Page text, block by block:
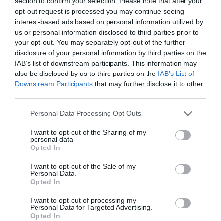
opt-out request is processed you may continue seeing
interest-based ads based on personal information utilized by
us or personal information disclosed to third parties prior to
your opt-out. You may separately opt-out of the further
disclosure of your personal information by third parties on the
IAB’s list of downstream participants. This information may
also be disclosed by us to third parties on the IAB’s List of
Downstream Participants that may further disclose it to other
Please note that this website/app uses one or more Google
not limited to your visit or usage behaviour. You may click to
grant or deny consent to Google and its third-party tags to
use your data for below specified purposes in below Google
consent section.
Personal Data Processing Opt Outs
I want to opt-out of the Sharing of my
personal data.
Opted In
I want to opt-out of the Sale of my
Personal Data.
Opted In
I want to opt-out of processing my
Personal Data for Targeted Advertising.
Opted In
είναι περιττές, αλλά κι επικίνδυνες.
Ο Θεόφιλος Καϊρης ενσαρκώνει την ένθεη ανεξιθρησκία.
Ομολογεί πίστη σε Θεό, αλλά δεν περιορίζει την
εμπιστοσύνη του ανθρώπου στο θείο σε καμιά μορφή
θρησκείας. Δεν είναι άθρησκος κι ούτε αρνησίθρησκος,
αλλά είναι ανεξίθρησκος και ουδετερόθρησκος. Η
αυτήν την φιλελεύθερη διαφωτισμένη πίστη που έμαθε
παρά τους πόδας του Μεγάλου Διδασκάλου του Γένους
μας Αδαμάντιου Κοραή στο Παρίσι ως απαύγασμα της
Ο Καϊρης διακηρύσσει ότι «η θεοσέβεια δεν έχει άλλον
διδάσκαλον ει μη μόνον τον Θεόν, καθότι αύτη είναι
απόρροια της ηθικής του Θεού». Αλλού τονίζει ότι η